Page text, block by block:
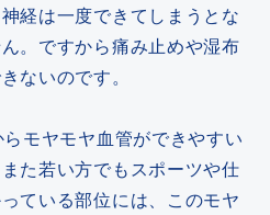
経は一度できてしまうとな
。ですから痛み止めや湿布
ないのです。
モヤモヤ血管ができやすい
た若い方でもスポーツや仕
ている部位には、このモヤ